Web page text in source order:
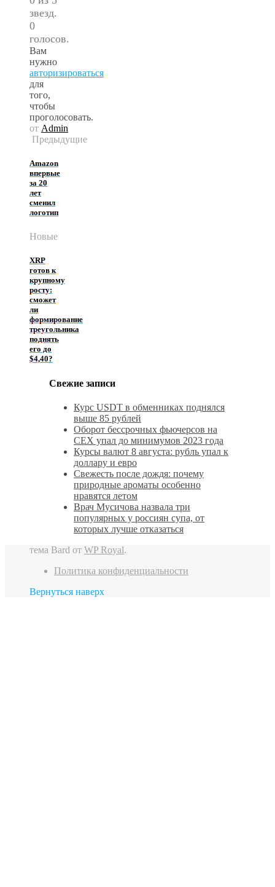
звезд.
0
голосов.
Вам
нужно
авторизироваться
для
того,
чтобы
проголосовать.
от Admin
Предыдущие
Amazon
впервые
за 20
лет
сменил
логотип
Новые
XRP
готов к
крупному
росту:
сможет
ли
формирование
треугольника
поднять
его до
$4,40?
Свежие записи
Курс USDT в обменниках поднялся
выше 85 рублей
Оборот бессрочных фьючерсов на
CEX упал до минимумов 2023 года
Курсы валют 8 августа: рубль упал к
доллару и евро
Свежесть после дождя: почему
природные ароматы особенно
нравятся летом
Врач Мусичова назвала три
популярных у россиян супа, от
которых лучше отказаться
тема Bard от WP Royal.
Политика конфиденциальности
Вернуться наверх